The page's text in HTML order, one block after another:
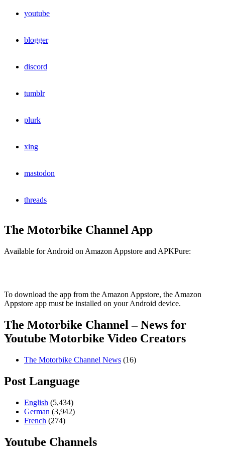
youtube
blogger
discord
tumblr
plurk
xing
mastodon
threads
The Motorbike Channel App
Available for Android on Amazon Appstore and APKPure:
To download the app from the Amazon Appstore, the Amazon
Appstore app must be installed on your Android device.
The Motorbike Channel – News for
Youtube Motorbike Video Creators
The Motorbike Channel News (16)
Post Language
English (5,434)
German (3,942)
French (274)
Youtube Channels